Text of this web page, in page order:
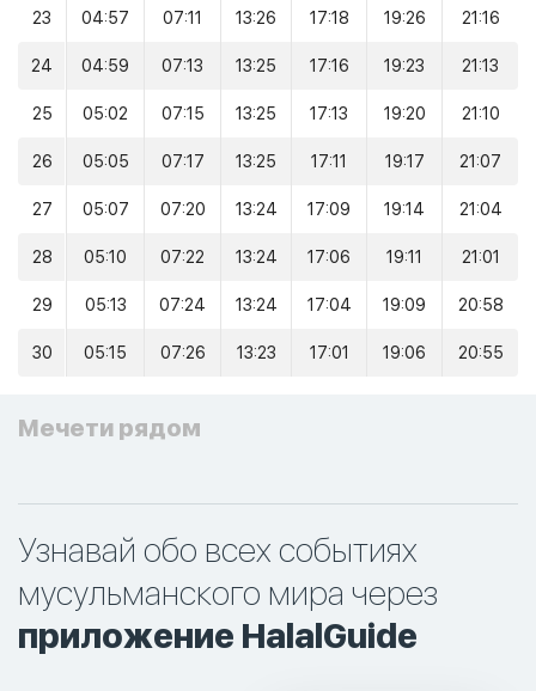
23 04:57 07:11 13:26 17:18 19:26 21:16
24 04:59 07:13 13:25 17:16 19:23 21:13
25 05:02 07:15 13:25 17:13 19:20 21:10
26 05:05 07:17 13:25 17:11 19:17 21:07
27 05:07 07:20 13:24 17:09 19:14 21:04
28 05:10 07:22 13:24 17:06 19:11 21:01
29 05:13 07:24 13:24 17:04 19:09 20:58
30 05:15 07:26 13:23 17:01 19:06 20:55
Мечети рядом
Узнавай обо всех событиях
мусульманского мира через
приложение HalalGuide